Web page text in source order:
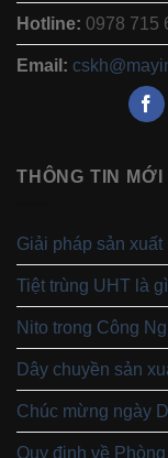
Hotline: 0978 715
Email:
THÔNG TIN MỚI
Giải pháp sản
Tiệt trùng UHT là
Nito trong Công
Dây chuyền sản
Chúc mừng ngày
Quy định về